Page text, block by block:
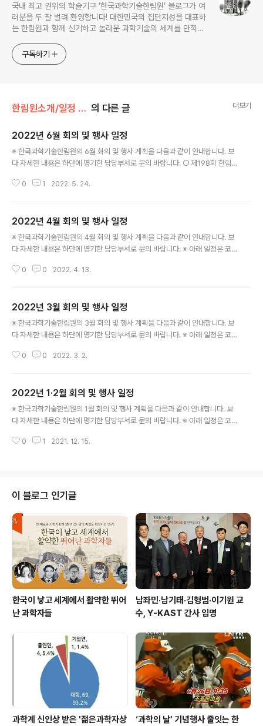
국내 최고 권위의 학술기구 ‘한국과학기술한림원’ 블로그가 여
러분을 두 팔 벌려 환영합니다! 대한민국의 집단지성을 대표하
는 한림원과 함께 신기하고 놀라운 과학기술의 세계를 만끽하
구독하기
한림원소개/일정 및 기관동정 의 다른 글 더보기
2022년 6월 회의 및 행사 일정
※ 한국과학기술한림원의 6월 회의 및 행사 계획을 다음과 같이 안내합니다. 보
다 자세한 내용은 하단에 명기한 담당부서로 문의 바랍니다. ○ 제198회 한림
- 장소: 엘타워 골드홀(온라인 병행) ※ 정책연구팀: 031-710-4684 ○ IAP S
4. (화) ~ 6. 16. (목) - 주제: Recent Advances of Bioinorganic Chemi
stry in the field of Energy and Medicin..
0 1 2022. 5. 24.
2022년 4월 회의 및 행사 일정
※ 한국과학기술한림원의 4월 회의 및 행사 계획을 다음과 같이 안내합니다. 보
다 자세한 내용은 하단에 명기한 담당부서로 문의 바랍니다. ※ 아래 일정은 코
있습니다. ○ AASSA-KAST 공동 웨비나 - 일시: 4. 25.(월) ~ 4. 26.(화) -
회 - 일시: 4. 29.(금) 15:00 - 주제: 과학기술 주도 성장: 무엇을 해야 할 것인
가? - 장소: 온라인 중계 ※ 정책연구팀: 031-710-4684
0 0 2022. 4. 13.
2022년 3월 회의 및 행사 일정
※ 한국과학기술한림원의 3월 회의 및 행사 계획을 다음과 같이 안내합니다. 보
다 자세한 내용은 하단에 명기한 담당부서로 문의 바랍니다. ※ 아래 일정은 코
있습니다. ○ 제196회 한림원탁토론회 - 일시: 3. 10.(목) 15:00 - 주제: 오미
0 0 2022. 3. 2.
2022년 1·2월 회의 및 행사 일정
※ 한국과학기술한림원의 1월 회의 및 행사 계획을 다음과 같이 안내합니다. 보
다 자세한 내용은 하단에 명기한 담당부서로 문의 바랍니다. ※ 아래 일정은 코
있습니다. ○ 2022년도 한국과학기술한림원 신년하례식 및 정회원 회원패수
0-4684 ○ 2021년도 제6회 카길한림생명과학상 시상식 - 일시: 2. 10.(목)
- 장소: 한림원회관 대강당 ※ 학술팀: 0..
0 1 2021. 12. 15.
이 블로그 인기글
한국이 낳고 세계에서 활약한 뛰어
난 과학자들
남좌민·남기태·김형범·이기원 교
수, Y-KAST 간사 임명
과학계 신인상 받은 '젊은과학자상
‘과학의 날’ 기념행사 줄잇는 한